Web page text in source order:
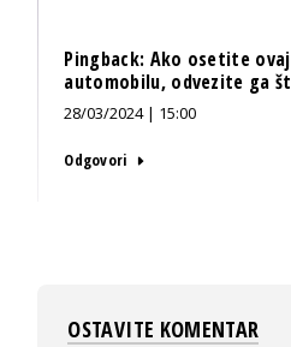
Pingback: Ako osetite
automobilu, odvezite ga
28/03/2024 | 15:00
Odgovori
OSTAVITE KOMENTAR